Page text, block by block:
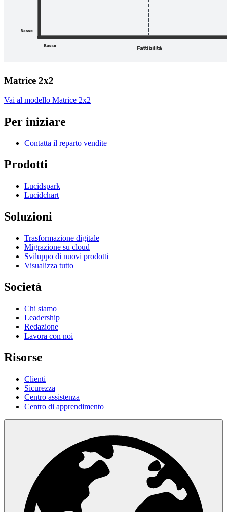
Matrice 2x2
Vai al modello Matrice 2x2
Per iniziare
Contatta il reparto vendite
Prodotti
Lucidspark
Lucidchart
Soluzioni
Trasformazione digitale
Migrazione su cloud
Sviluppo di nuovi prodotti
Visualizza tutto
Società
Chi siamo
Leadership
Redazione
Lavora con noi
Risorse
Clienti
Sicurezza
Centro assistenza
Centro di apprendimento